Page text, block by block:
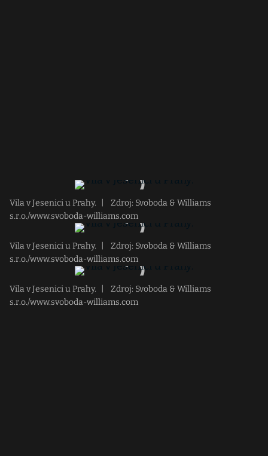
Vila v Jesenici u Prahy.
Zdroj: Svoboda & Williams
s.r.o./www.svoboda-williams.com
Vila v Jesenici u Prahy.
Zdroj: Svoboda & Williams
s.r.o./www.svoboda-williams.com
Vila v Jesenici u Prahy.
Zdroj: Svoboda & Williams
s.r.o./www.svoboda-williams.com